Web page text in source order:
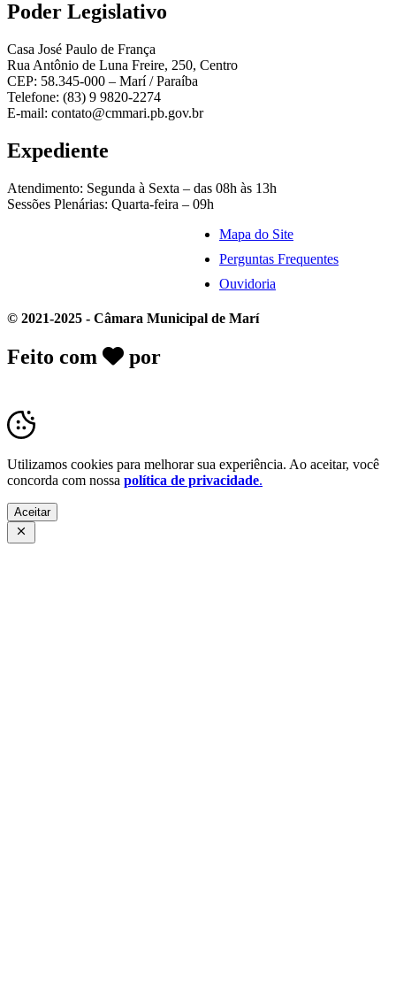
Poder Legislativo
Casa José Paulo de França
Rua Antônio de Luna Freire, 250, Centro
CEP: 58.345-000 – Marí / Paraíba
Telefone: (83) 9 9820-2274
E-mail: contato@cmmari.pb.gov.br
Expediente
Atendimento: Segunda à Sexta – das 08h às 13h
Sessões Plenárias: Quarta-feira – 09h
Mapa do Site
Perguntas Frequentes
Ouvidoria
© 2021-2025 - Câmara Municipal de Marí
Feito com por
Utilizamos cookies para melhorar sua experiência. Ao aceitar, você
concorda com nossa política de privacidade.
Aceitar